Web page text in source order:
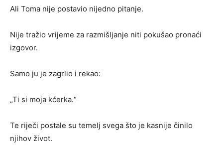
Ali Toma nije postavio nijedno pitanje.
Nije tražio vrijeme za razmišljanje niti pokušao pronaći
izgovor.
Samo ju je zagrlio i rekao:
„Ti si moja kćerka.“
Te riječi postale su temelj svega što je kasnije činilo
njihov život.